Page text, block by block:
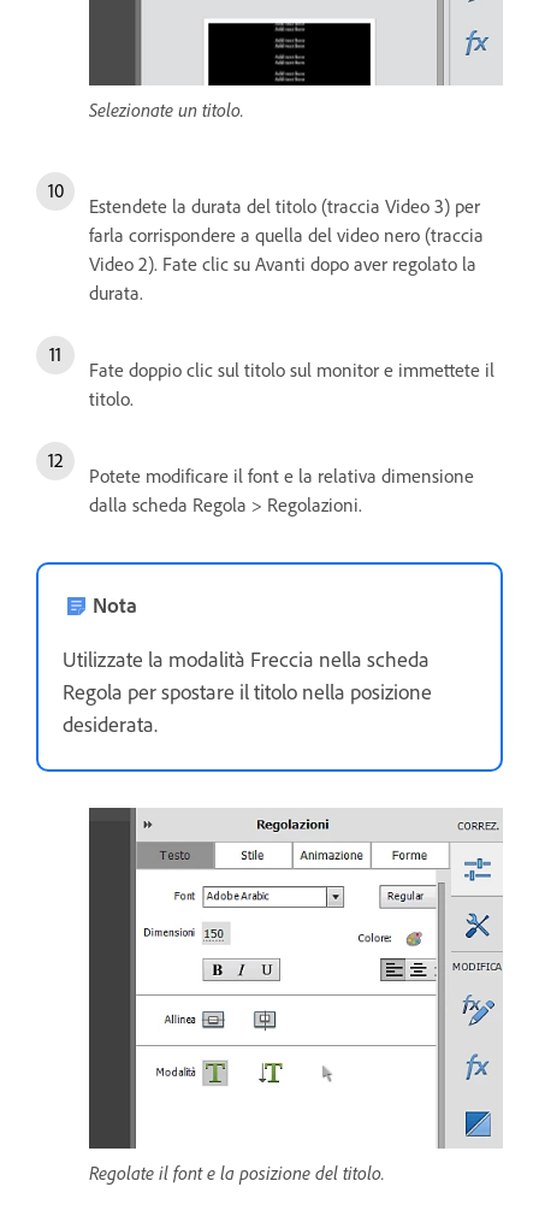
Selezionate un titolo.
Estendete la durata del titolo (traccia Video 3) per
farla corrispondere a quella del video nero (traccia
Video 2). Fate clic su Avanti dopo aver regolato la
durata.
Fate doppio clic sul titolo sul monitor e immettete il
titolo.
Potete modificare il font e la relativa dimensione
dalla scheda Regola > Regolazioni.
Nota
Utilizzate la modalità Freccia nella scheda
Regola per spostare il titolo nella posizione
desiderata.
Regolate il font e la posizione del titolo.